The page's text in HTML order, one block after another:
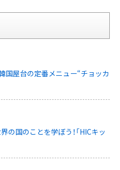
国屋台の定番メニュー“チョッカ
の国のことを学ぼう！「HICキッ